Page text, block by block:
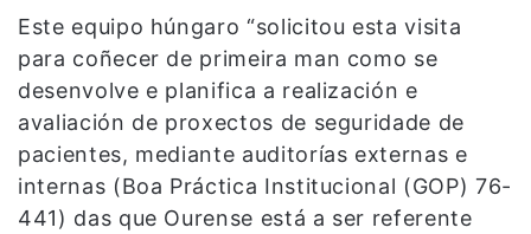
Este equipo húngaro “solicitou esta visita
para coñecer de primeira man como se
desenvolve e planifica a realización e
avaliación de proxectos de seguridade de
pacientes, mediante auditorías externas e
internas (Boa Práctica Institucional (GOP) 76-
441) das que Ourense está a ser referente